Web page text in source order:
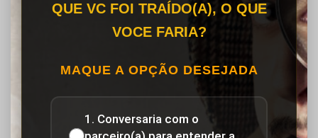
QUE VC FOI TRAÍDO(A), O QUE
VOCE FARIA?
MAQUE A OPÇÃO DESEJADA
1. Conversaria com o